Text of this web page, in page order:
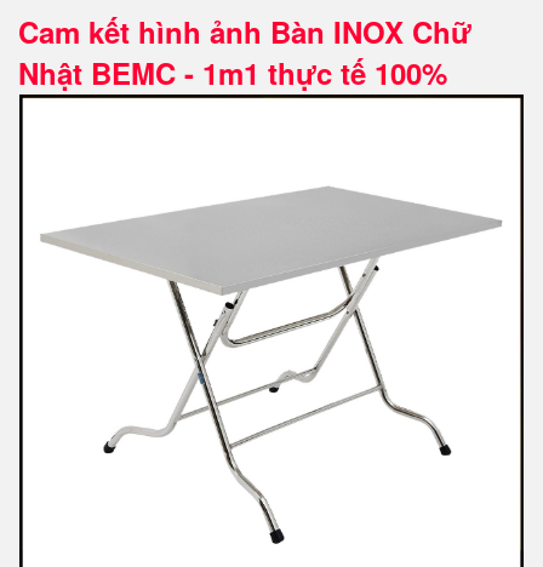
Cam kết hình ảnh Bàn INOX Chữ
Nhật BEMC - 1m1 thực tế 100%